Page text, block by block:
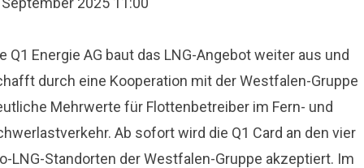
Q1 Energie AG baut das LNG-Angebot weiter aus und
durch eine Kooperation mit der Westfalen-Gruppe
Mehrwerte für Flottenbetreiber im Fern- und
Ab sofort wird die Q1 Card an den vier
LNG-Standorten der Westfalen-Gruppe akzeptiert. Im